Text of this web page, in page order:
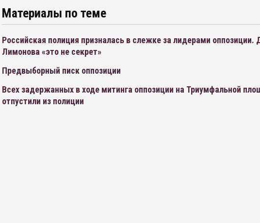
Материалы по теме
Российская полиция призналась в слежке за лидерами оппозиции.
Лимонова «это не секрет»
Предвыборный писк оппозиции
Всех задержанных в ходе митинга оппозиции на Триумфальной
отпустили из полиции